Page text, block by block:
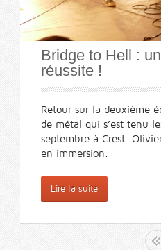
Bridge to Hell :
réussite !
Retour sur la deuxième
de métal qui s’est tenu
septembre à Crest.
en immersion.
Lire la suite
«